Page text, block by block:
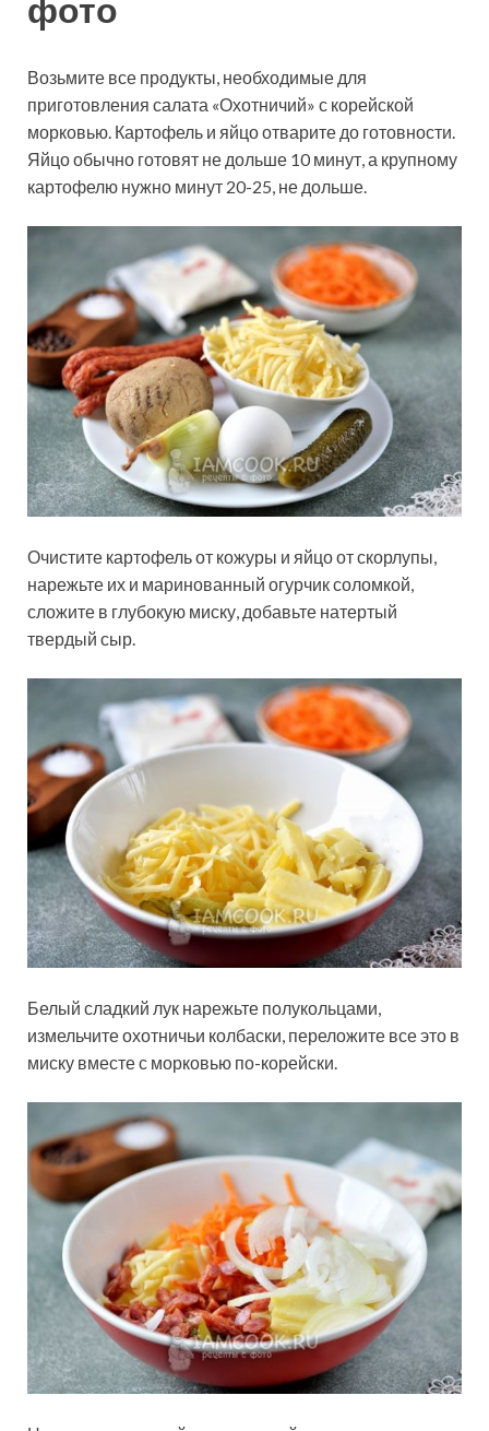
фото
Возьмите все продукты, необходимые для
приготовления салата «Охотничий» с корейской
морковью. Картофель и яйцо отварите до готовности.
Яйцо обычно готовят не дольше 10 минут, а крупному
картофелю нужно минут 20-25, не дольше.
Очистите картофель от кожуры и яйцо от скорлупы,
нарежьте их и маринованный огурчик соломкой,
сложите в глубокую миску, добавьте натертый
твердый сыр.
Белый сладкий лук нарежьте полукольцами,
измельчите охотничьи колбаски, переложите все это в
миску вместе с морковью по-корейски.